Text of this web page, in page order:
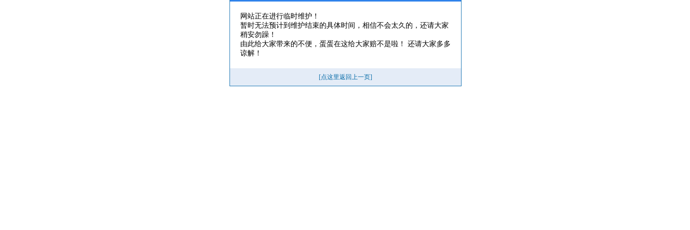
网站正在进行临时维护！
暂时无法预计到维护结束的具体时间，相信不会太久的，还请大家
稍安勿躁！
由此给大家带来的不便，蛋蛋在这给大家赔不是啦！ 还请大家多多
谅解！
[点这里返回上一页]